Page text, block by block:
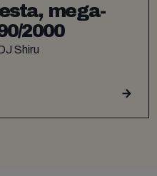
mega-
2000
Shiru